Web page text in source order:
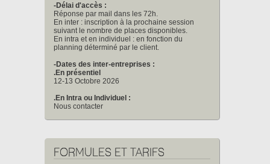
-Délai d'accès :
Réponse par mail dans les 72h.
En inter : inscription à la prochaine session
suivant le nombre de places disponibles.
En intra et en individuel : en fonction du
planning déterminé par le client.
-Dates des inter-entreprises :
.En présentiel
12-13 Octobre 2026
.En Intra ou Individuel :
Nous contacter
FORMULES ET TARIFS